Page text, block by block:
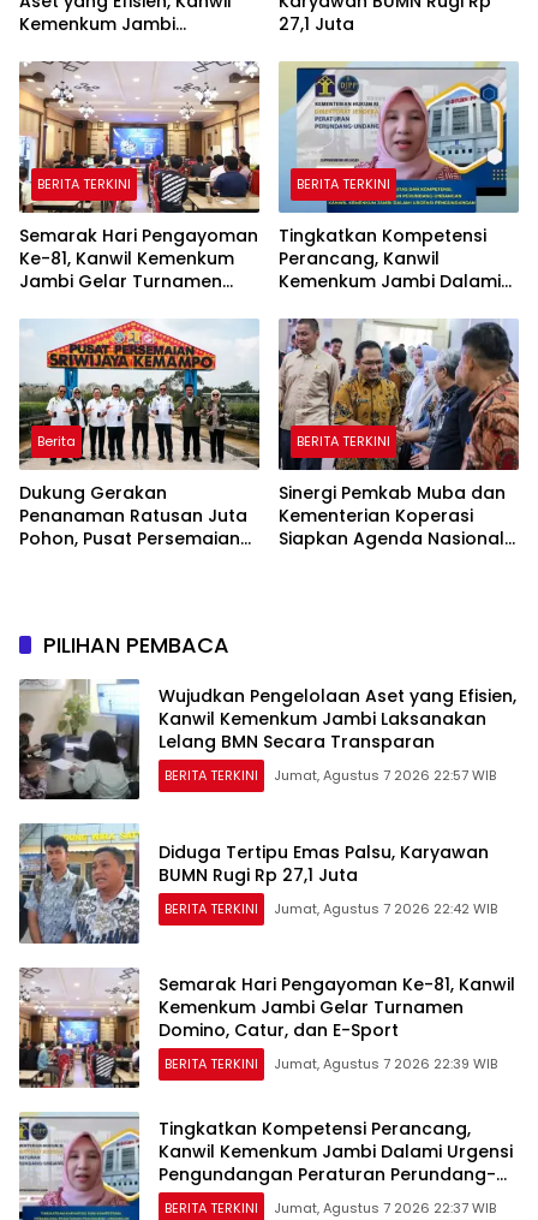
Kemenkum Jambi
Secara Transparan
27,1 Juta
BERITA TERKINI
Semarak Hari Pengayoman
Ke-81, Kanwil Kemenkum
Jambi Gelar Turnamen
BERITA TERKINI
Tingkatkan Kompetensi
Perancang, Kanwil
Kemenkum Jambi Dalami
Peraturan Perundang-
undangan
Berita
Dukung Gerakan
Penanaman Ratusan Juta
Pohon, Pusat Persemaian
BERITA TERKINI
Sinergi Pemkab Muba dan
Kementerian Koperasi
Siapkan Agenda Nasional
PILIHAN PEMBACA
Wujudkan Pengelolaan Aset yang Efisien,
Kanwil Kemenkum Jambi Laksanakan
Lelang BMN Secara Transparan
BERITA TERKINI Jumat, Agustus 7 2026 22:57 WIB
Diduga Tertipu Emas Palsu, Karyawan
BUMN Rugi Rp 27,1 Juta
BERITA TERKINI Jumat, Agustus 7 2026 22:42 WIB
Semarak Hari Pengayoman Ke-81, Kanwil
Kemenkum Jambi Gelar Turnamen
Domino, Catur, dan E-Sport
BERITA TERKINI Jumat, Agustus 7 2026 22:39 WIB
Tingkatkan Kompetensi Perancang,
Kanwil Kemenkum Jambi Dalami Urgensi
Pengundangan Peraturan Perundang-
undangan
BERITA TERKINI Jumat, Agustus 7 2026 22:37 WIB